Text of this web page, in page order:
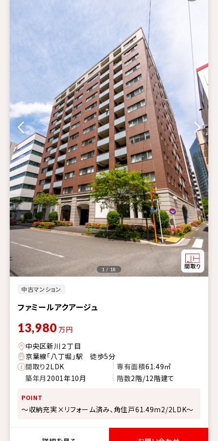
中古マンション
ファミールアクアージュ
1 / 18
13,980 万円
中央区新川２丁目
京葉線「八丁堀」駅 徒歩5分
間取り2LDK 専有面積61.49㎡
築年月 2001年10月 階数2階/12階建て
POINT
～収納充実×リフォーム済み、角住戸61.49m2/2LDK～